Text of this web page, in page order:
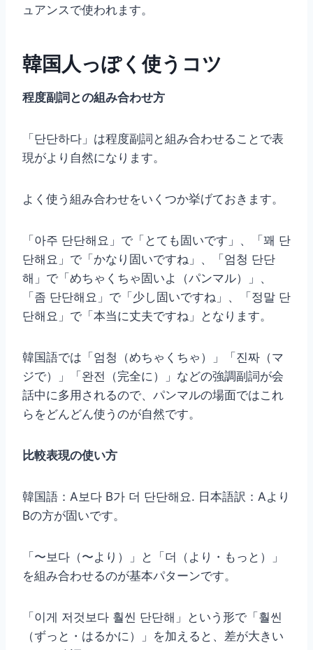
ュアンスで使われます。
韓国人っぽく使うコツ
程度副詞との組み合わせ方
「단단하다」は程度副詞と組み合わせることで表
現がより自然になります。
よく使う組み合わせをいくつか挙げておきます。
「아주 단단해요」で「とても固いです」、「꽤 단
단해요」で「かなり固いですね」、「엄청 단단
해」で「めちゃくちゃ固いよ（パンマル）」、
「좀 단단해요」で「少し固いですね」、「정말 단
단해요」で「本当に丈夫ですね」となります。
韓国語では「엄청（めちゃくちゃ）」「진짜（マ
ジで）」「완전（完全に）」などの強調副詞が会
話中に多用されるので、パンマルの場面ではこれ
らをどんどん使うのが自然です。
比較表現の使い方
韓国語：A보다 B가 더 단단해요. 日本語訳：Aより
Bの方が固いです。
「〜보다（〜より）」と「더（より・もっと）」
を組み合わせるのが基本パターンです。
「이게 저것보다 훨씬 단단해」という形で「훨씬
（ずっと・はるかに）」を加えると、差が大きい